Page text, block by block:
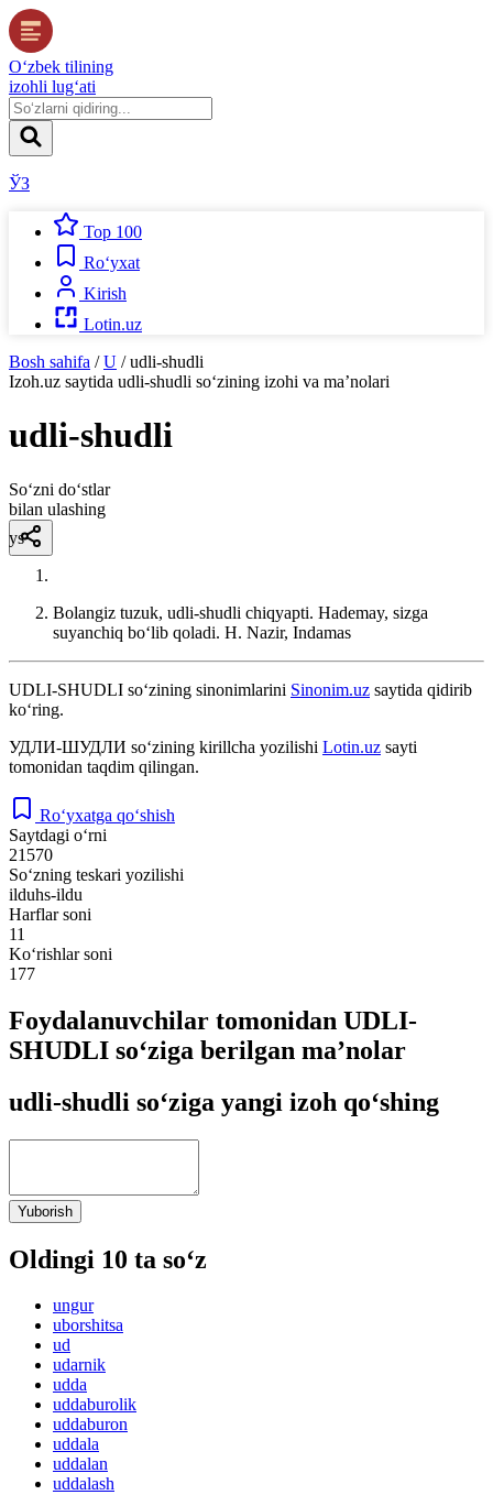
O‘zbek tilining
izohli lug‘ati
ЎЗ
Top 100
Ro‘yxat
Kirish
Lotin.uz
Bosh sahifa / U / udli-shudli
Izoh.uz saytida udli-shudli so‘zining izohi va ma’nolari
udli-shudli
So‘zni do‘stlar
bilan ulashing
ys
Bolangiz tuzuk, udli-shudli chiqyapti. Hademay, sizga
suyanchiq boʻlib qoladi. H. Nazir, Indamas
UDLI-SHUDLI so‘zining sinonimlarini Sinonim.uz saytida qidirib
ko‘ring.
УДЛИ-ШУДЛИ so‘zining kirillcha yozilishi Lotin.uz sayti
tomonidan taqdim qilingan.
Ro‘yxatga qo‘shish
Saytdagi o‘rni
21570
So‘zning teskari yozilishi
ilduhs-ildu
Harflar soni
11
Ko‘rishlar soni
177
Foydalanuvchilar tomonidan UDLI-
SHUDLI so‘ziga berilgan ma’nolar
udli-shudli so‘ziga yangi izoh qo‘shing
Yuborish
Oldingi 10 ta so‘z
ungur
uborshitsa
ud
udarnik
udda
uddaburolik
uddaburon
uddala
uddalan
uddalash